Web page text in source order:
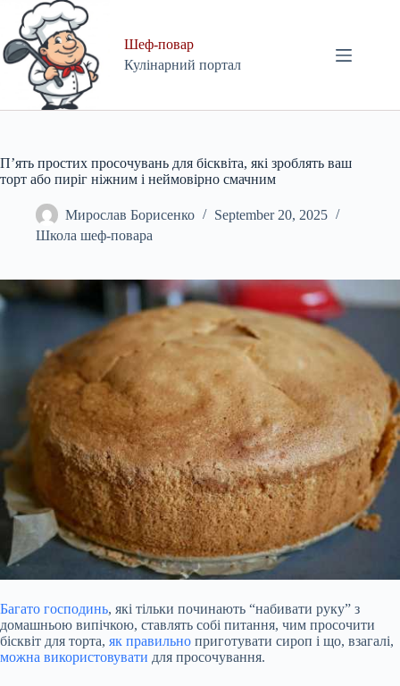
content
Шеф-повар
Кулінарний портал
П’ять простих просочувань для бісквіта, які зроблять ваш
торт або пиріг ніжним і неймовірно смачним
Мирослав Борисенко
September 20, 2025
Школа шеф-повара
Багато господинь, які тільки починають “набивати руку” з
домашньою випічкою, ставлять собі питання, чим просочити
бісквіт для торта, як правильно приготувати сироп і що, взагалі,
можна використовувати для просочування.